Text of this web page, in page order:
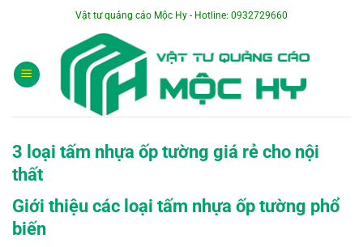
dung
Vật tư quảng cáo Mộc Hy - Hotline: 0932729660
3 loại tấm nhựa ốp tường giá rẻ cho nội
thất
Giới thiệu các loại tấm nhựa ốp tường phổ
biến